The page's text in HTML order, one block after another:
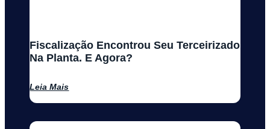
Fiscalização Encontrou Seu Terceirizado
Na Planta. E Agora?
Leia Mais